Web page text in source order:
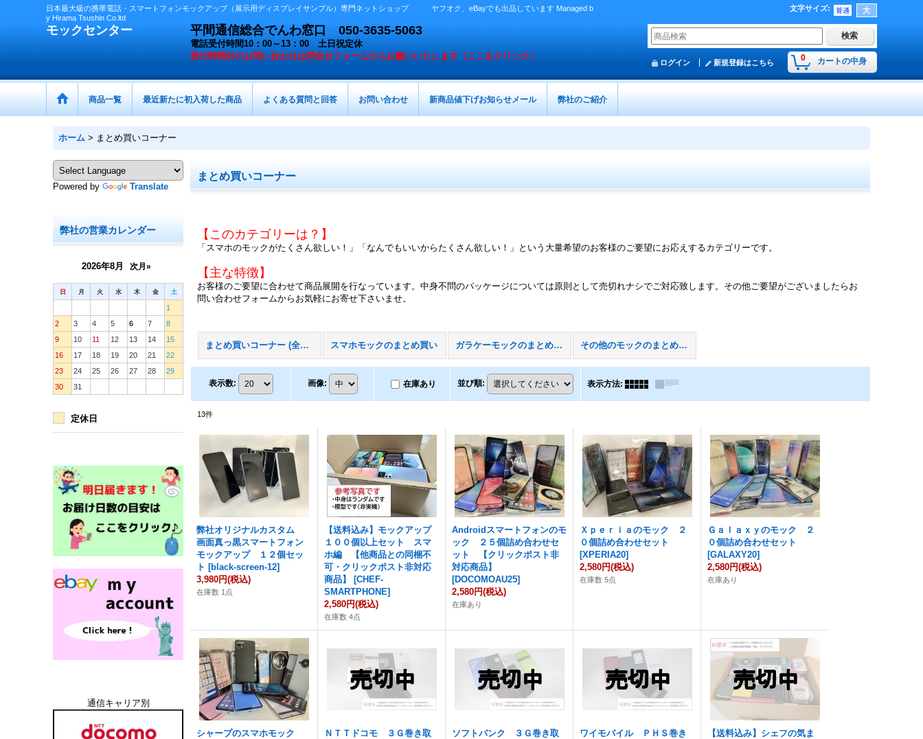
日本最大級の携帯電話・スマートフォンモックアップ（展示用ディスプレイサンプル）専門ネットショップ ヤフオク、eBayでも出品しています Managed b
y Hirama Tsushin Co.ltd
文字サイズ:
モックセンター 平間通信総合でんわ窓口 050-3635-5063
電話受付時間10：00～13：00 土日祝定休
受付時間外のお問い合わせは問合せフォームからお願いいたします（ここをクリック） 0 カートの中身
ログイン 新規登録はこちら
商品一覧 最近新たに初入荷した商品 よくある質問と回答 お問い合わせ 新商品値下げお知らせメール 弊社のご紹介
ホーム > まとめ買いコーナー
Powered by Translate
弊社の営業カレンダー
2026年8月 次月»
日 月 火 水 木 金 土
1
2
3 4 5 6 7
8
9
10 11 12 13 14
15
16
17 18 19 20 21
22
23
24 25 26 27 28
29
30
31
定休日
通信キャリア別
まとめ買いコーナー
【このカテゴリーは？】
「スマホのモックがたくさん欲しい！」「なんでもいいからたくさん欲しい！」という大量希望のお客様のご要望にお応えするカテゴリーです。
【主な特徴】
お客様のご要望に合わせて商品展開を行なっています。中身不問のパッケージについては原則として売切れナシでご対応致します。その他ご要望がございましたらお
問い合わせフォームからお気軽にお寄せ下さいませ。
まとめ買いコーナー (全商品) スマホモックのまとめ買い ガラケーモックのまとめ買い その他のモックのまとめ買い
表示数: 画像: 在庫あり 並び順: 表示方法:
13件
弊社オリジナルカスタム
画面真っ黒スマートフォン
モックアップ １２個セッ
ト [black-screen-12]
3,980円(税込)
在庫数 1点
【送料込み】モックアップ
１００個以上セット スマ
ホ編 【他商品との同梱不
可・クリックポスト非対応
商品】
[CHEF-
SMARTPHONE]
2,580円(税込)
在庫数 4点
Androidスマートフォンのモ
ック ２５個詰め合わせセ
ット 【クリックポスト非
対応商品】
[DOCOMOAU25]
2,580円(税込)
在庫あり
Ｘｐｅｒｉａのモック ２
０個詰め合わせセット
[XPERIA20]
2,580円(税込)
在庫数 5点
Ｇａｌａｘｙのモック ２
０個詰め合わせセット
[GALAXY20]
2,580円(税込)
在庫あり
シャープのスマホモック
ＮＴＴドコモ ３Ｇ巻き取
ソフトバンク ３Ｇ巻き取
ワイモバイル ＰＨＳ巻き
【送料込み】シェフの気ま